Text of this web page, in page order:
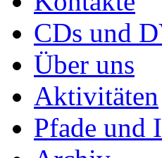
CDs und
Über uns
Aktivitäten
Pfade und